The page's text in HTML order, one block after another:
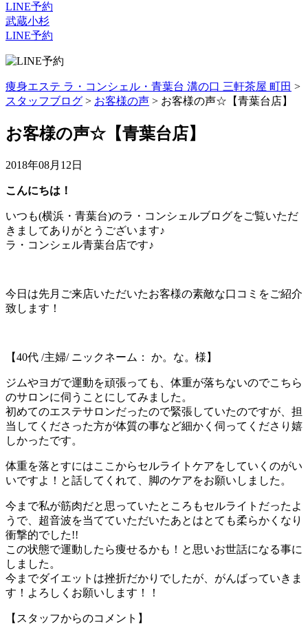
LINE予約
武蔵小杉
LINE予約
痩身エステ ラ・コンシェル・青葉台 溝の口 三軒茶屋 町田 >
スタッフブログ > お客様の声 > お客様の声☆【青葉台店】
お客様の声☆【青葉台店】
2018年08月12日
こんにちは！
いつも(横浜・青葉台)のラ・コンシェルブログをご覧いただ
きましてありがとうございます♪
ラ・コンシェル青葉台店です♪
今日は先月ご来店いただいたお客様の素敵な口コミをご紹介
致します！
【40代 /主婦/ ニックネーム： か。な。様】
ジムやヨガで運動を頑張っても、体重が落ちないのでこちら
のサロンに伺うことにしてみました。
初めてのエステサロンだったので緊張していたのですが、担
当してくださった方が体質の事など細かく伺ってくださり嬉
しかったです。
体重を落とすにはここからセルライトケアをしていくのがい
いですよ！と話してくれて、脚のケアをお願いしました。
今まで私が筋肉だと思っていたところもセルライトだったよ
うで、超音波を当てていただいたあとはとても柔らかくなり
衝撃的でした!!
この状態で運動したら痩せるかも！と思いお世話になる事に
しました。
今までダイエットは挫折だかりでしたが、がんばっていきま
す！よろしくお願いします！！
【スタッフからのコメント】